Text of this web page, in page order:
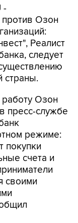
-
против Озон
Реалист
следует
страны.
Озон
пресс-службе
режиме:
покупки
счета и
своими